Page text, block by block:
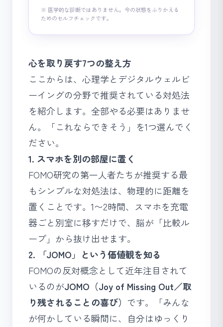
※ 医学的な診断ではありません。今の状態をふりかえる
ためのセルフチェックです。
心を取り戻す7つの整え方
ここからは、心理学とデジタルウェルビ
ーイングの分野で推奨されている対処法
を紹介します。全部やる必要はありませ
ん。「これならできそう」を1つ選んでく
ださい。
1. スマホを別の部屋に置く
FOMO研究の第一人者たちが推奨する最
もシンプルな対処法は、物理的に距離を
置くことです。1〜2時間、スマホを充電
器ごと別室に移すだけで、脳が「比較ル
ープ」から抜け出せます。
2. 「JOMO」という価値観を知る
FOMOの反対概念として近年注目されて
いるのがJOMO（Joy of Missing Out／取
り残されることの喜び） です。「みんな
が何かしている瞬間に、自分はゆっくり